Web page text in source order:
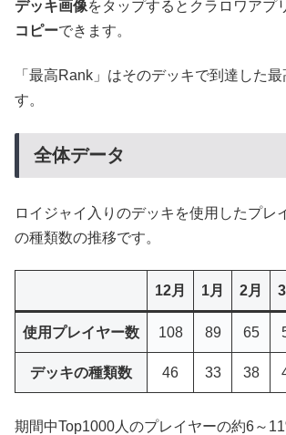
デッキ画像をタップするとクラロワアプ
コピーできます。
「最高Rank」はそのデッキで到達した
す。
全体データ
ロイジャイ入りのデッキを使用したプレ
の種類数の推移です。
12月 1月 2月
使用プレイヤー数 108 89 65
デッキの種類数 46 33 38
期間中Top1000人のプレイヤーの約6～